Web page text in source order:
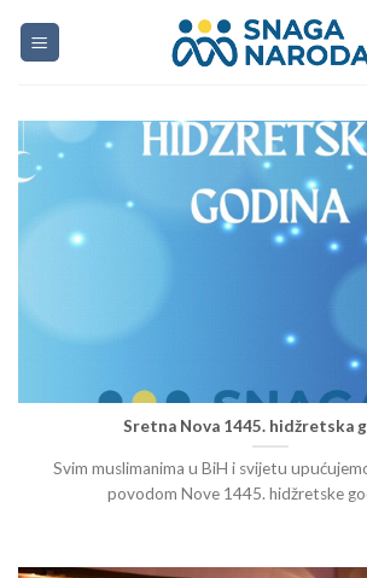
Sretna Nova 1445. hidžretska
Svim muslimanima u BiH i svijetu
povodom Nove 1445. hidžretske